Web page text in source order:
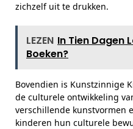
zichzelf uit te drukken.
LEZEN In Tien Dagen
Boeken?
Bovendien is Kunstzinnige
de culturele ontwikkeling
verschillende kunstvormen
kinderen hun culturele